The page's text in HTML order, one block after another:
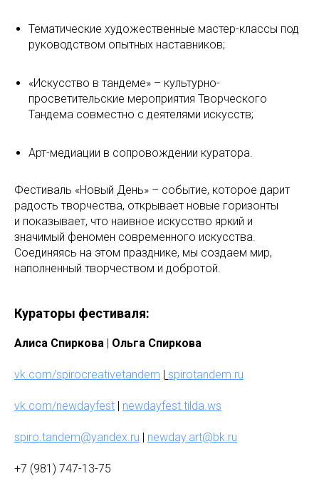
Тематические художественные мастер-классы под
руководством опытных наставников;
«Искусство в тандеме» – культурно-
просветительские мероприятия Творческого
Тандема совместно с деятелями искусств;
Арт-медиации в сопровождении куратора.
Фестиваль «Новый День» – событие, которое дарит
радость творчества, открывает новые горизонты
и показывает, что наивное искусство яркий и
значимый феномен современного искусства.
Соединяясь на этом празднике, мы создаем мир,
наполненный творчеством и добротой.
Кураторы фестиваля:
Алиса Спиркова | Ольга Спиркова
vk.com/spirocreativetandem | spirotandem.ru
vk.com/newdayfest | newdayfest.tilda.ws
spiro.tandem@yandex.ru | newday.art@bk.ru
+7 (981) 747-13-75